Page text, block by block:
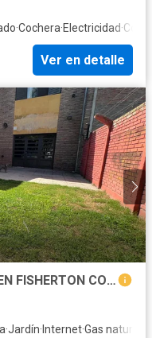
·Cochera·Electricidad·
Ver en detalle
VENTA CASA 3 DORMITORIOS EN FISHERTON CON PATIO VERDE, COCHERA Y APTO CREDITO
·Jardín· Internet·Gas natural